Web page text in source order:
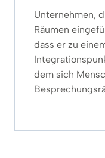
Unternehmen,
Räumen
dass er zu
dem sich